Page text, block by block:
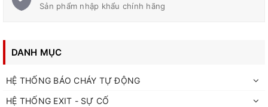
Sản phẩm nhập khẩu chính hãng
DANH MỤC
HỆ THỐNG BÁO CHÁY TỰ ĐỘNG
HỆ THỐNG EXIT - SỰ CỐ